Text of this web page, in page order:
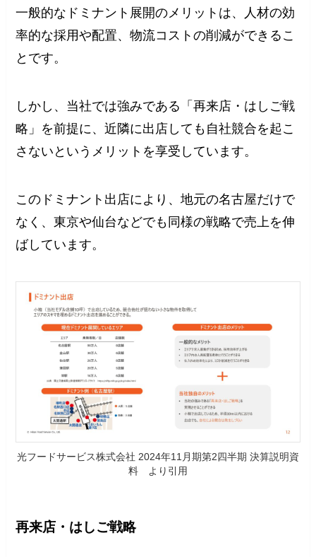
一般的なドミナント展開のメリットは、人材の効
率的な採用や配置、物流コストの削減ができるこ
とです。
しかし、当社では強みである「再来店・はしご戦
略」を前提に、近隣に出店しても自社競合を起こ
さないというメリットを享受しています。
このドミナント出店により、地元の名古屋だけで
なく、東京や仙台などでも同様の戦略で売上を伸
ばしています。
光フードサービス株式会社 2024年11月期第2四半期 決算説明資
料 より引用
再来店・はしご戦略